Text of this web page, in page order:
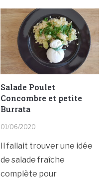
Salade Poulet
Concombre et petite
Burrata
01/06/2020
Il fallait trouver une idée
de salade fraîche
complète pour